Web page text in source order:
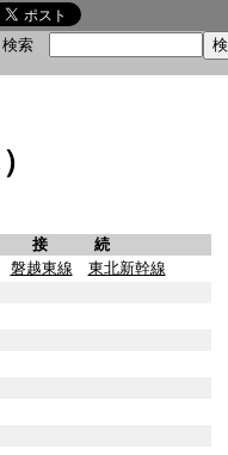
検索
接 続
磐越東線
東北新幹線